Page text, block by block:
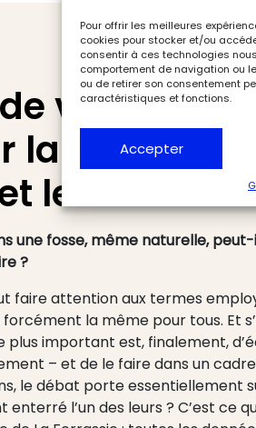
Pour offrir les meilleures
cookies pour stocker et/ou
consentir à ces technologies
comportement de navigation ou
ou de retirer son consentement
caractéristiques et fonctions.
Accepter
vue du
la limite
les
une fosse, même naturelle,
?
faire attention aux termes
la même pour tous. Et
plus important est, finalement,
– et de le faire dans un
le débat porte essentiellement
l’un des leurs ? C’est ce